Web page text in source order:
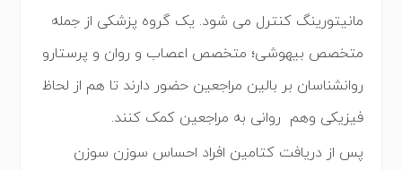
مانیتورینگ کنترل می شود. یک گروه پزشکی از جمله
متخصص بیهوشی؛ متخصص اعصاب و روان و پرستارو
روانشناسان بر بالین مراجعین حضور دارند تا هم از لحاظ
فیزیکی وهم روانی به مراجعین کمک کنند.
پس از دریافت کتامین افراد احساس سوزن سوزن